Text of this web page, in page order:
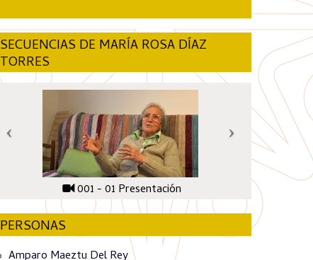
SECUENCIAS DE MARÍA ROSA DÍAZ
TORRES
001 - 01 Presentación
PERSONAS